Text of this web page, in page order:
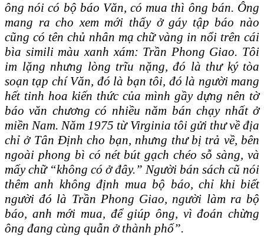
ông nói có bộ báo Văn, có mua thì ông bán. Ông
mang ra cho xem mới thấy ở gáy tập báo nào
cũng có tên chủ nhân mạ chữ vàng in nổi trên cái
bìa simili màu xanh xám: Trần Phong Giao. Tôi
im lặng nhưng lòng trĩu nặng, đó là thư ký tòa
soạn tạp chí Văn, đó là bạn tôi, đó là người mang
hết tinh hoa kiến thức của mình gầy dựng nên tờ
báo văn chương có nhiều năm bán chạy nhất ở
miền Nam. Năm 1975 từ Virginia tôi gửi thư về địa
chỉ ở Tân Ðịnh cho bạn, nhưng thư bị trả về, bên
ngoài phong bì có nét bút gạch chéo sỗ sàng, và
mấy chữ “không có ở đây.” Người bán sách cũ nói
thêm anh không định mua bộ báo, chỉ khi biết
người đó là Trần Phong Giao, người làm ra bộ
báo, anh mới mua, để giúp ông, vì đoán chừng
ông đang cùng quẫn ở thành phố”.